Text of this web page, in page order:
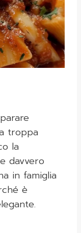
troppa
la
davvero
in famiglia
è